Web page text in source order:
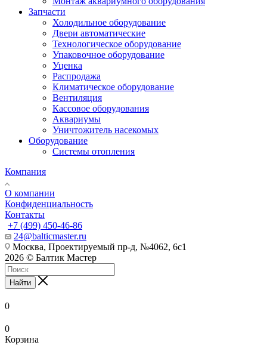
Запчасти
Холодильное оборудование
Двери автоматические
Технологическое оборудование
Упаковочное оборудование
Уценка
Распродажа
Климатическое оборудование
Вентиляция
Кассовое оборудования
Аквариумы
Уничтожитель насекомых
Оборудование
Системы отопления
Компания
О компании
Конфиденциальность
Контакты
+7 (499) 450-46-86
24@balticmaster.ru
Москва, Проектируемый пр-д, №4062, 6с1
2026 © Балтик Мастер
Найти
0
0
Корзина